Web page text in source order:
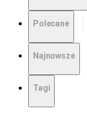
Polecane
Najnowsze
Tagi